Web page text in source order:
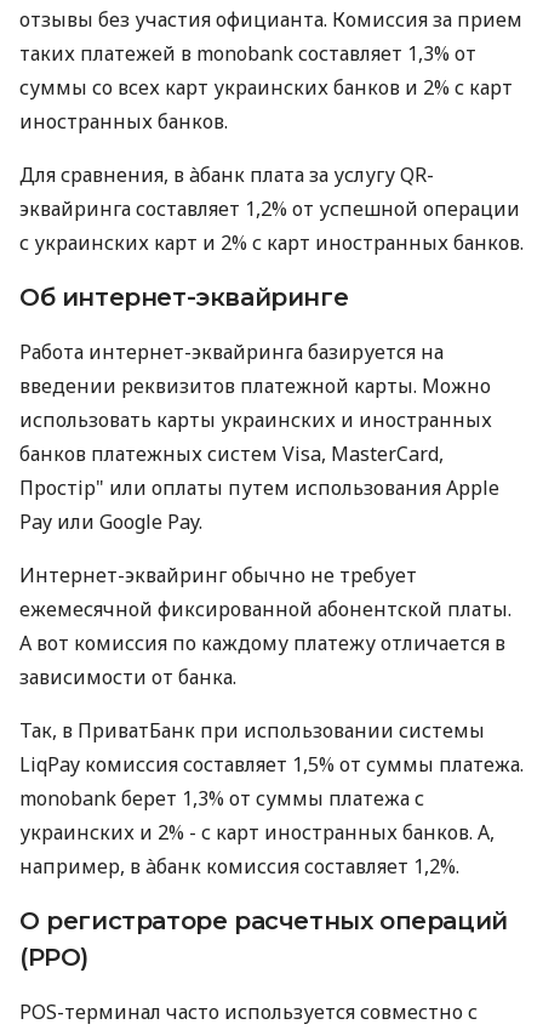
отзывы без участия официанта. Комиссия за прием
таких платежей в monobank составляет 1,3% от
суммы со всех карт украинских банков и 2% с карт
иностранных банков.
Для сравнения, в àбанк плата за услугу QR-
эквайринга составляет 1,2% от успешной операции
с украинских карт и 2% с карт иностранных банков.
Об интернет-эквайринге
Работа интернет-эквайринга базируется на
введении реквизитов платежной карты. Можно
использовать карты украинских и иностранных
банков платежных систем Visa, MasterCard,
Простір" или оплаты путем использования Apple
Pay или Google Pay.
Интернет-эквайринг обычно не требует
ежемесячной фиксированной абонентской платы.
А вот комиссия по каждому платежу отличается в
зависимости от банка.
Так, в ПриватБанк при использовании системы
LiqPay комиссия составляет 1,5% от суммы платежа.
monobank берет 1,3% от суммы платежа с
украинских и 2% - с карт иностранных банков. А,
например, в àбанк комиссия составляет 1,2%.
О регистраторе расчетных операций
(РРО)
POS-терминал часто используется совместно с